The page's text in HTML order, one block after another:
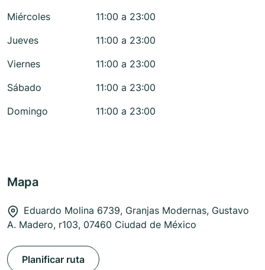
Miércoles
11:00 a 23:00
Jueves
11:00 a 23:00
Viernes
11:00 a 23:00
Sábado
11:00 a 23:00
Domingo
11:00 a 23:00
Mapa
Eduardo Molina 6739, Granjas Modernas, Gustavo
A. Madero, r103, 07460 Ciudad de México
Planificar ruta